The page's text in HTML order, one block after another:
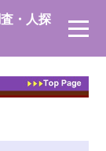
・人探